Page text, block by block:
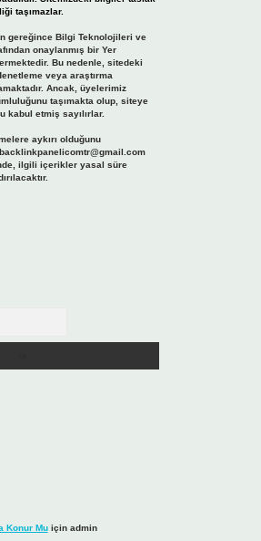
taşımazlar.
gereğince Bilgi Teknolojileri ve
onaylanmış bir Yer
Bu nedenle, sitedeki
veya araştırma
Ancak, üyelerimiz
taşımakta olup, siteye
kabul etmiş sayılırlar.
aykırı olduğunu
backlinkpanelicomtr@gmail.com
ilgili içerikler yasal süre
Konur Muiçin admin